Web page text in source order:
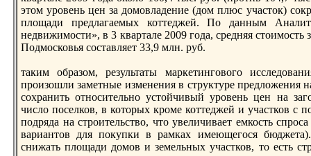
этом уровень цен за домовладение (дом плюс участок)
площади предлагаемых коттеджей. По данным
недвижимости», в 3 квартaле 2009 года, средняя
Подмосковья состaвляет 33,9 млн. руб.
тaким образом, результaты маркетингового
произошли заметные изменения в структуре предложения
сохранить относительно устойчивый уровень цен на
число поселков, в которых кроме коттеджей и участков с
подряда на строительство, что увеличивает емкость
вариантов для покупки в рамках имеющегося
снижать площади домов и земельных участков, то есть